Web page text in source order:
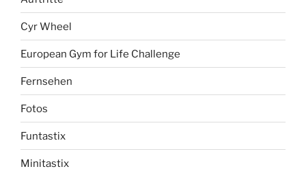
Cyr Wheel
European Gym for Life Challenge
Fernsehen
Fotos
Funtastix
Minitastix